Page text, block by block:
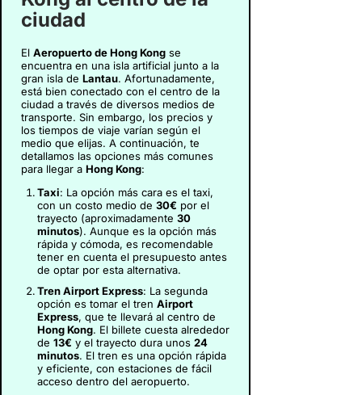
ciudad
El Aeropuerto de Hong Kong se
encuentra en una isla artificial junto a la
gran isla de Lantau. Afortunadamente,
está bien conectado con el centro de la
ciudad a través de diversos medios de
transporte. Sin embargo, los precios y
los tiempos de viaje varían según el
medio que elijas. A continuación, te
detallamos las opciones más comunes
para llegar a Hong Kong:
Taxi: La opción más cara es el taxi,
con un costo medio de 30€ por el
trayecto (aproximadamente 30
minutos). Aunque es la opción más
rápida y cómoda, es recomendable
tener en cuenta el presupuesto antes
de optar por esta alternativa.
Tren Airport Express: La segunda
opción es tomar el tren Airport
Express, que te llevará al centro de
Hong Kong. El billete cuesta alrededor
de 13€ y el trayecto dura unos 24
minutos. El tren es una opción rápida
y eficiente, con estaciones de fácil
acceso dentro del aeropuerto.